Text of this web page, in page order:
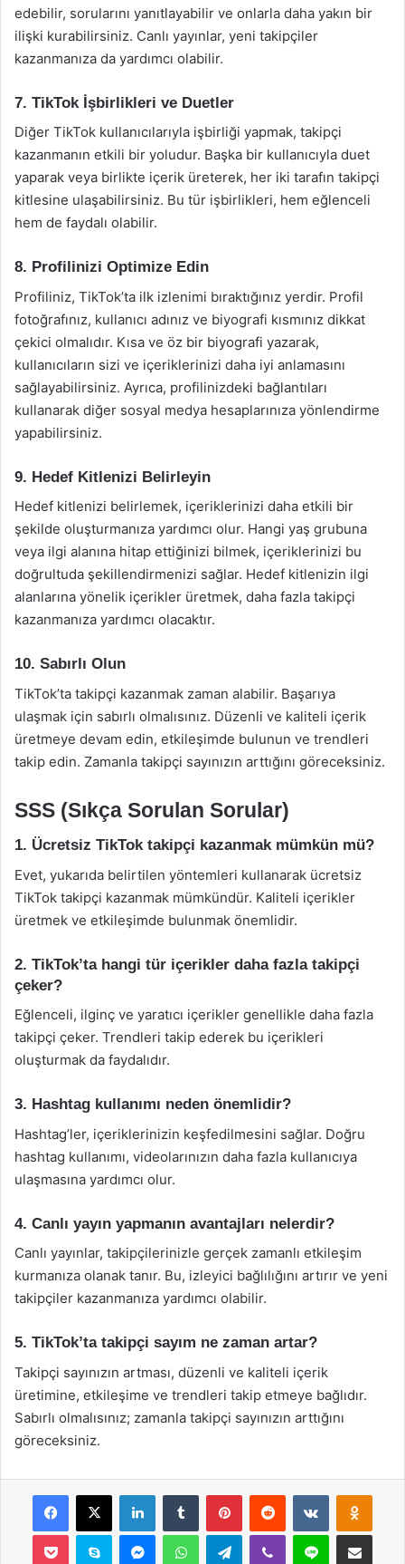
edebilir, sorularını yanıtlayabilir ve onlarla daha yakın bir
ilişki kurabilirsiniz. Canlı yayınlar, yeni takipçiler
kazanmanıza da yardımcı olabilir.
7. TikTok İşbirlikleri ve Duetler
Diğer TikTok kullanıcılarıyla işbirliği yapmak, takipçi
kazanmanın etkili bir yoludur. Başka bir kullanıcıyla duet
yaparak veya birlikte içerik üreterek, her iki tarafın takipçi
kitlesine ulaşabilirsiniz. Bu tür işbirlikleri, hem eğlenceli
hem de faydalı olabilir.
8. Profilinizi Optimize Edin
Profiliniz, TikTok’ta ilk izlenimi bıraktığınız yerdir. Profil
fotoğrafınız, kullanıcı adınız ve biyografi kısmınız dikkat
çekici olmalıdır. Kısa ve öz bir biyografi yazarak,
kullanıcıların sizi ve içeriklerinizi daha iyi anlamasını
sağlayabilirsiniz. Ayrıca, profilinizdeki bağlantıları
kullanarak diğer sosyal medya hesaplarınıza yönlendirme
yapabilirsiniz.
9. Hedef Kitlenizi Belirleyin
Hedef kitlenizi belirlemek, içeriklerinizi daha etkili bir
şekilde oluşturmanıza yardımcı olur. Hangi yaş grubuna
veya ilgi alanına hitap ettiğinizi bilmek, içeriklerinizi bu
doğrultuda şekillendirmenizi sağlar. Hedef kitlenizin ilgi
alanlarına yönelik içerikler üretmek, daha fazla takipçi
kazanmanıza yardımcı olacaktır.
10. Sabırlı Olun
TikTok’ta takipçi kazanmak zaman alabilir. Başarıya
ulaşmak için sabırlı olmalısınız. Düzenli ve kaliteli içerik
üretmeye devam edin, etkileşimde bulunun ve trendleri
takip edin. Zamanla takipçi sayınızın arttığını göreceksiniz.
SSS (Sıkça Sorulan Sorular)
1. Ücretsiz TikTok takipçi kazanmak mümkün mü?
Evet, yukarıda belirtilen yöntemleri kullanarak ücretsiz
TikTok takipçi kazanmak mümkündür. Kaliteli içerikler
üretmek ve etkileşimde bulunmak önemlidir.
2. TikTok’ta hangi tür içerikler daha fazla takipçi
çeker?
Eğlenceli, ilginç ve yaratıcı içerikler genellikle daha fazla
takipçi çeker. Trendleri takip ederek bu içerikleri
oluşturmak da faydalıdır.
3. Hashtag kullanımı neden önemlidir?
Hashtag’ler, içeriklerinizin keşfedilmesini sağlar. Doğru
hashtag kullanımı, videolarınızın daha fazla kullanıcıya
ulaşmasına yardımcı olur.
4. Canlı yayın yapmanın avantajları nelerdir?
Canlı yayınlar, takipçilerinizle gerçek zamanlı etkileşim
kurmanıza olanak tanır. Bu, izleyici bağlılığını artırır ve yeni
takipçiler kazanmanıza yardımcı olabilir.
5. TikTok’ta takipçi sayım ne zaman artar?
Takipçi sayınızın artması, düzenli ve kaliteli içerik
üretimine, etkileşime ve trendleri takip etmeye bağlıdır.
Sabırlı olmalısınız; zamanla takipçi sayınızın arttığını
göreceksiniz.
Facebook
X LinkedInTumblr PinterestReddit VKontakte
Pocket Skype MessengerWhatsAppTelegramViber Line E-Posta ile